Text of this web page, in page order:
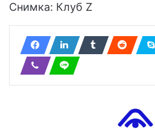
Снимка: Клуб Z